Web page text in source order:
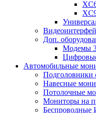
Доп.
Модемы
Автомобильные
Подголовники
Навесные
Потолочные
Мониторы на